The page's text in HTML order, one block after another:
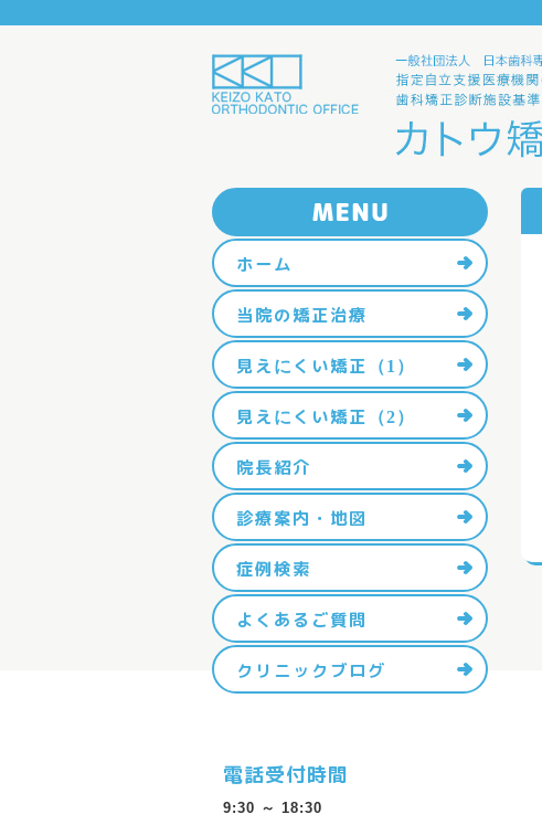
ホーム
当院の矯正治療
見えにくい矯正（1）
見えにくい矯正（2）
院長紹介
診療案内・地図
症例検索
よくあるご質問
クリニックブログ
電話受付時間
9:30 ～ 18:30